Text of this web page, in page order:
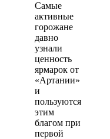
Самые
активные
горожане
давно
узнали
ценность
ярмарок от
«Артании»
и
пользуются
этим
благом при
первой